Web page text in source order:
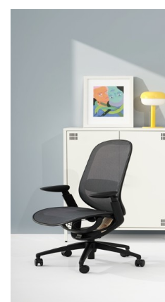
Komfort aus